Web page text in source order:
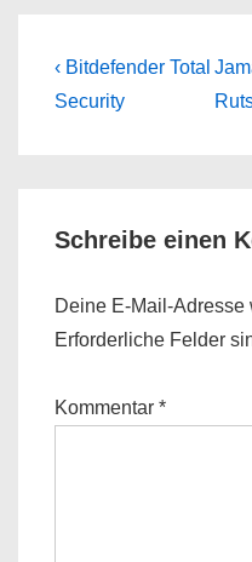
Previous
Post
‹ Bitdefender Total
Security
Next
Post
Schreibe einen
Deine E-Mail-Adresse
Erforderliche Felder
Kommentar *